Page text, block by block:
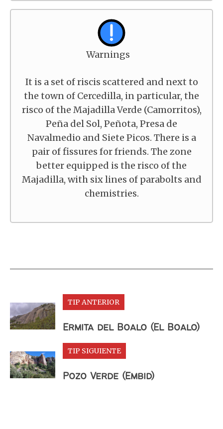
Warnings
It is a set of riscis scattered and next to
the town of Cercedilla, in particular, the
risco of the Majadilla Verde (Camorritos),
Peña del Sol, Peñota, Presa de
Navalmedio and Siete Picos. There is a
pair of fissures for friends. The zone
better equipped is the risco of the
Majadilla, with six lines of parabolts and
chemistries.
TIP ANTERIOR
Ermita del Boalo (El Boalo)
TIP SIGUIENTE
Pozo Verde (Embid)